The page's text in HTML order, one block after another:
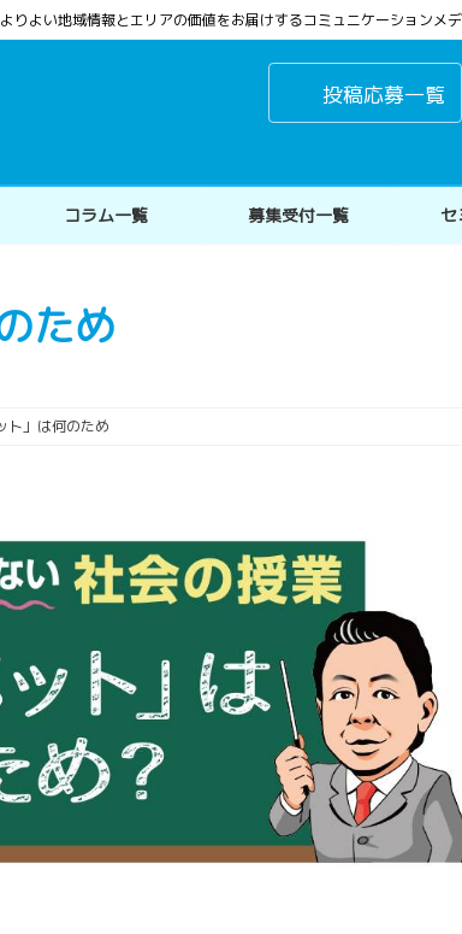
りよい地域情報とエリアの価値をお届けするコミュニケーションメ
投稿応募一覧
コラム一覧 募集受付一覧 セ
ため
ト」は何のため